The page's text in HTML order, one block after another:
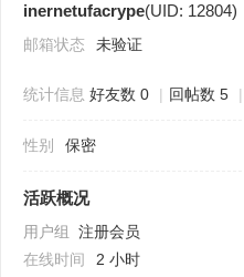
inernetufacrype(UID: 12804)
邮箱状态 未验证
统计信息 好友数 0 | 回帖数 5 |
性别 保密
活跃概况
用户组 注册会员
在线时间
2 小时